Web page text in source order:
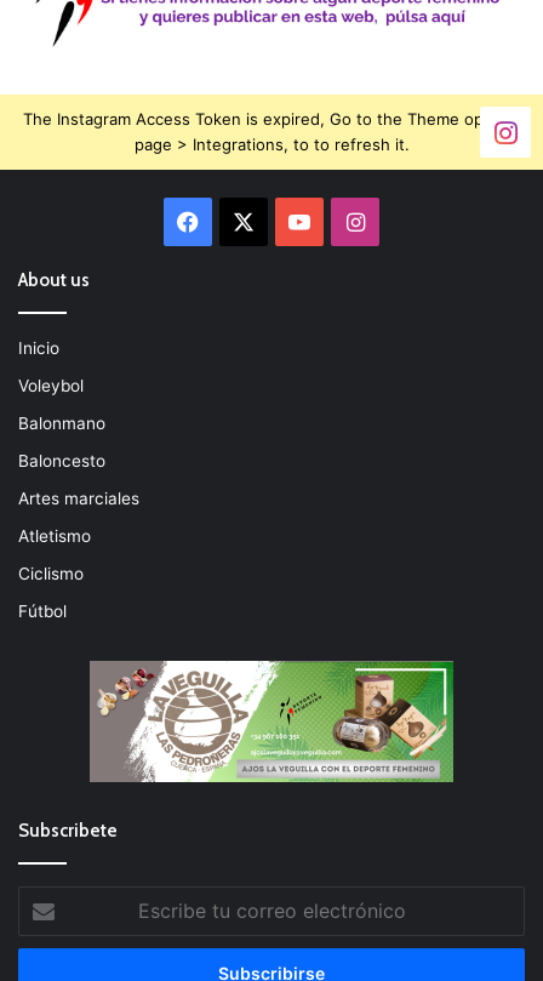
The Instagram Access Token is expired, Go to the Theme options
page > Integrations, to to refresh it.
Facebook YouTubeInstagram
About us
Inicio
Voleybol
Balonmano
Baloncesto
Artes marciales
Atletismo
Ciclismo
Fútbol
Subscribete
Escribe
tu
correo